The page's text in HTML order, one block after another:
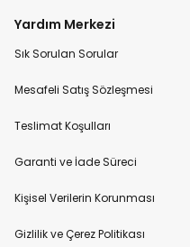
Yardım Merkezi
Sık Sorulan Sorular
Mesafeli Satış Sözleşmesi
Teslimat Koşulları
Garanti ve İade Süreci
Kişisel Verilerin Korunması
Gizlilik ve Çerez Politikası